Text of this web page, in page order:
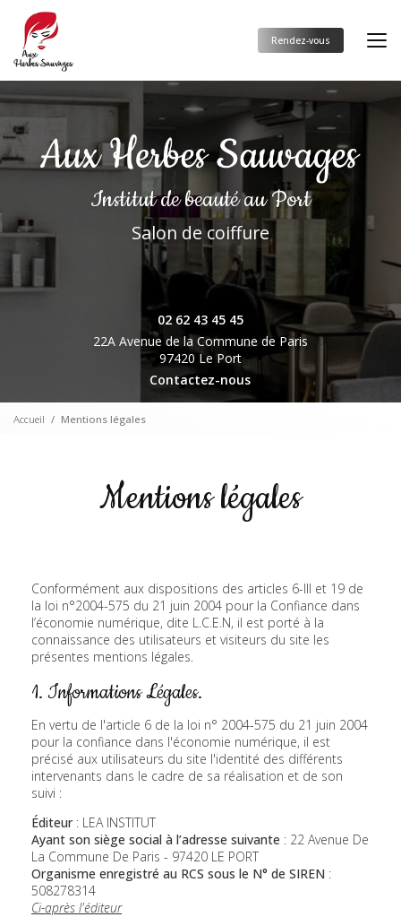
contenu
principal
Rendez-vous
Institut de beautéau Port
Salon de coiffure
02 62 43 45 45
22A Avenue de la Commune de Paris
97420 Le Port
Contactez-nous
Accueil Mentions légales
Mentions légales
Conformément aux dispositions des articles 6-III et 19 de
la loi n°2004-575 du 21 juin 2004 pour la Confiance dans
l’économie numérique, dite L.C.E.N, il est porté à la
connaissance des utilisateurs et visiteurs du site les
présentes mentions légales.
1. Informations Légales.
En vertu de l'article 6 de la loi n° 2004-575 du 21 juin 2004
pour la confiance dans l'économie numérique, il est
précisé aux utilisateurs du site l'identité des différents
intervenants dans le cadre de sa réalisation et de son
suivi :
Éditeur : LEA INSTITUT
Ayant son siège social à l’adresse suivante : 22 Avenue De
La Commune De Paris - 97420 LE PORT
Organisme enregistré au RCS sous le N° de SIREN :
508278314
Ci-après l'éditeur